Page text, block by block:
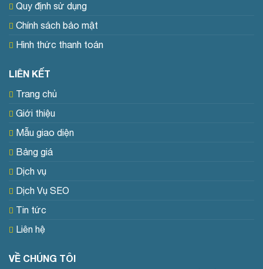
Quy định sử dụng
Chính sách bảo mật
Hình thức thanh toán
LIÊN KẾT
Trang chủ
Giới thiệu
Mẫu giao diện
Bảng giá
Dịch vụ
Dịch Vụ SEO
Tin tức
Liên hệ
VỀ CHÚNG TÔI